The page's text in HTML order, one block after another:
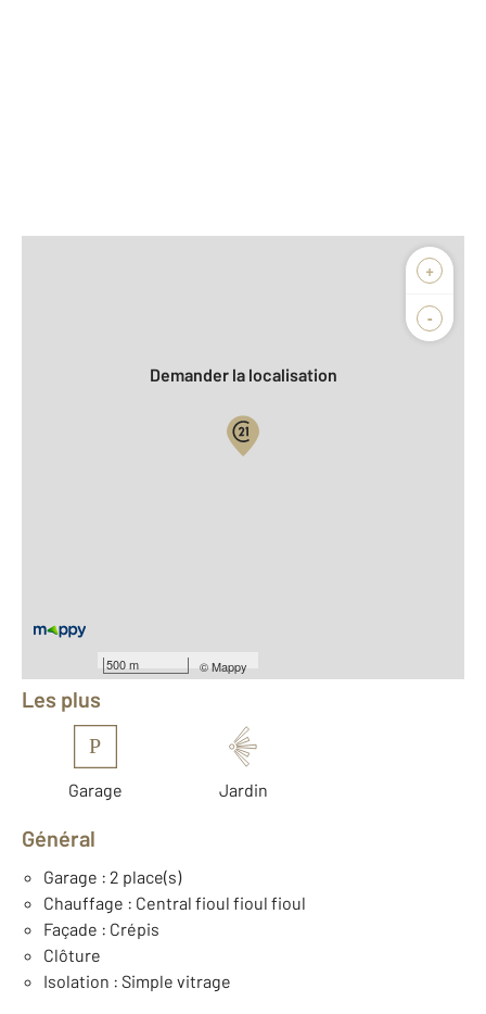
+
-
500 m ©Mappy
Biens vendus
Demander la localisation
Équipements
Les plus
P
Garage Jardin
Général
Garage : 2 place(s)
Chauffage : Central fioul fioul fioul
Façade : Crépis
Clôture
Isolation : Simple vitrage